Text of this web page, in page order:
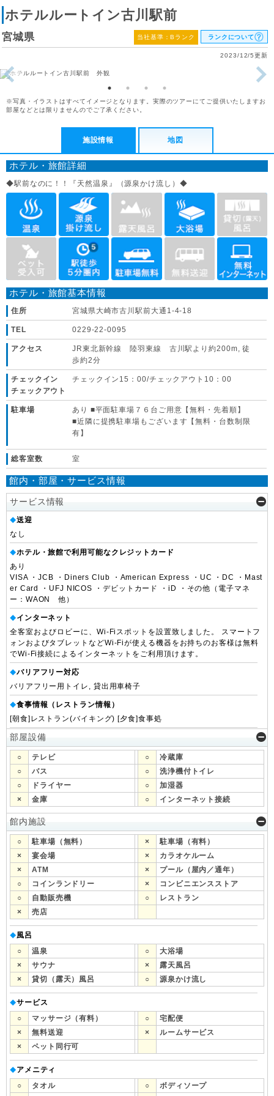
ホテルルートイン古川駅前
宮城県 当社基準：Bランク ランクについて
2023/12/5更新
※写真・イラストはすべてイメージとなります。実際のツアーにてご提供いたしますお
部屋などとは限りませんのでご了承ください。
施設情報 地図
ホテル・旅館詳細
◆駅前なのに！！『天然温泉』（源泉かけ流し）◆
ホテル・旅館基本情報
住所 宮城県大崎市古川駅前大通1-4-18
TEL 0229-22-0095
アクセス
JR東北新幹線 陸羽東線 古川駅より約200m, 徒
歩約2分
チェックイン
チェックアウト
チェックイン15：00/チェックアウト10：00
駐車場
あり ■平面駐車場７６台ご用意【無料・先着順】
■近隣に提携駐車場もございます【無料・台数制限
有】
総客室数 室
館内・部屋・サービス情報
サービス情報
◆送迎
なし
◆ホテル・旅館で利用可能なクレジットカード
あり
VISA ・JCB ・Diners Club ・American Express ・UC ・DC ・Mast
er Card ・UFJ NICOS ・デビットカード ・iD ・その他（電子マネ
ー：WAON 他）
◆インターネット
全客室およびロビーに、Wi-Fiスポットを設置致しました。 スマートフ
ォンおよびタブレットなどWi-Fiが使える機器をお持ちのお客様は無料
でWi-Fi接続によるインターネットをご利用頂けます。
◆バリアフリー対応
バリアフリー用トイレ, 貸出用車椅子
◆食事情報（レストラン情報）
[朝食]レストラン(バイキング) [夕食]食事処
部屋設備
○ テレビ ○
冷蔵庫
○
バス ○
洗浄機付トイレ
○
ドライヤー ○
加湿器
×
金庫 ○ インターネット接続
館内施設
○ 駐車場（無料） ×
駐車場（有料）
×
宴会場 ×
カラオケルーム
×
ATM ×
プール（屋内／通年）
○
コインランドリー ×
コンビニエンスストア
○
自動販売機 ○
レストラン
×
売店
◆風呂
○
温泉 ○
大浴場
×
サウナ ×
露天風呂
×
貸切（露天）風呂 ○ 源泉かけ流し
◆サービス
○
マッサージ（有料） ○
宅配便
×
無料送迎 ×
ルームサービス
×
ペット同行可
◆アメニティ
○
タオル ○
ボディソープ